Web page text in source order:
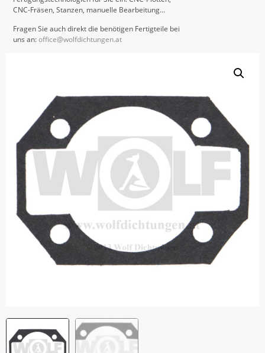
CNC-Fräsen, Stanzen, manuelle Bearbeitung…
Fragen Sie auch direkt die benötigen Fertigteile bei
uns an:office@wolfdichtungen.at